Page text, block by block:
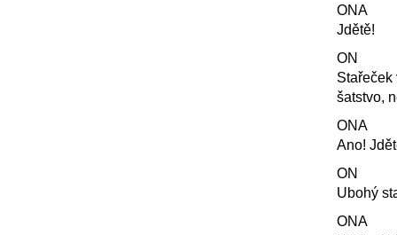
ONA
Jdětě!
ON
šatstvo,
ONA
Ano!
ON
Ubohý
ONA